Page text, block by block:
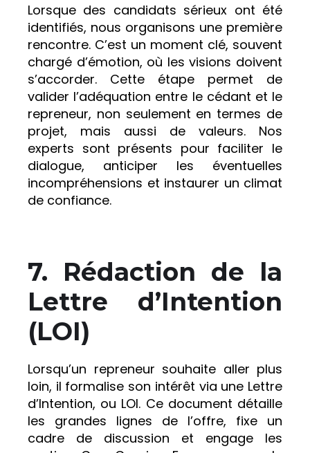
Lorsque des candidats sérieux ont été
identifiés, nous organisons une première
rencontre. C’est un moment clé, souvent
chargé d’émotion, où les visions doivent
s’accorder. Cette étape permet de
valider l’adéquation entre le cédant et le
repreneur, non seulement en termes de
projet, mais aussi de valeurs. Nos
experts sont présents pour faciliter le
dialogue, anticiper les éventuelles
incompréhensions et instaurer un climat
de confiance.
7. Rédaction de la
Lettre d’Intention
(LOI)
Lorsqu’un repreneur souhaite aller plus
loin, il formalise son intérêt via une Lettre
d’Intention, ou LOI. Ce document détaille
les grandes lignes de l’offre, fixe un
cadre de discussion et engage les